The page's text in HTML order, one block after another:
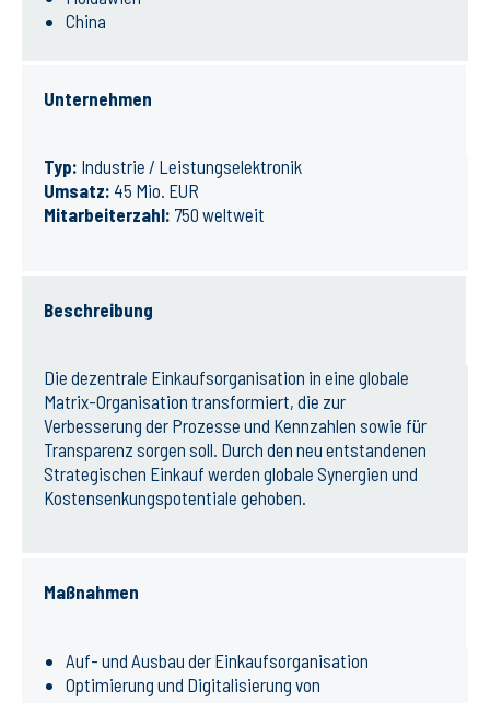
China
Unternehmen
Typ: Industrie / Leistungselektronik
Umsatz: 45 Mio. EUR
Mitarbeiterzahl: 750 weltweit
Beschreibung
Die dezentrale Einkaufsorganisation in eine globale
Matrix-Organisation transformiert, die zur
Verbesserung der Prozesse und Kennzahlen sowie für
Transparenz sorgen soll. Durch den neu entstandenen
Strategischen Einkauf werden globale Synergien und
Kostensenkungspotentiale gehoben.
Maßnahmen
Auf- und Ausbau der Einkaufsorganisation
Optimierung und Digitalisierung von